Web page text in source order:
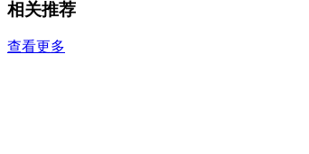
相关推荐
查看更多